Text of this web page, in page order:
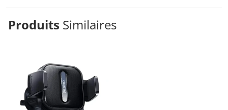
Produits Similaires